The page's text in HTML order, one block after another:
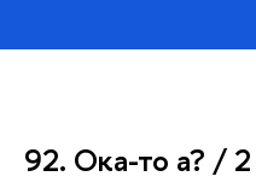
92. Ока-то а? / 2